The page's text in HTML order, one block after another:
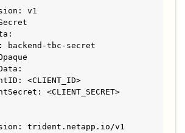
v1
backend-tbc-secret
<CLIENT_ID>
<CLIENT_SECRET>
trident.netapp.io/v1